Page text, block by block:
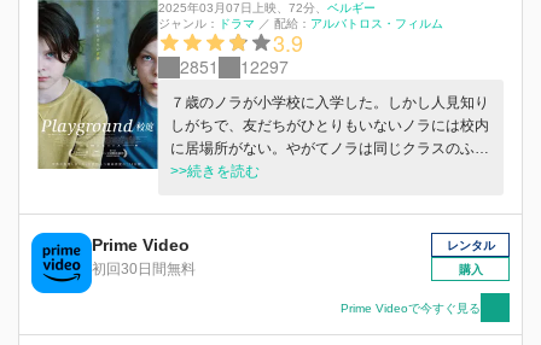
2025年03月07日上映 72分
ベルギー
ジャンル：
ドラマ ／ 配給： アルバトロス・フィルム
3.9
2851 12297
７歳のノラが小学校に入学した。しかし人見知り
しがちで、友だちがひとりもいないノラには校内
に居場所がない。やがてノラは同じクラスのふた
りの女の子と仲良しになるが、３つ年上の兄アベ
の当たりにし、ショックを受けてしまう。優しい
兄が大好きなノラは助けたいと願うが、なぜかア
ベルは「誰にも言うな」「そばに来るな」と命じ
てくる。その後もイジメは繰り返され、一方的に
やられっぱなしのアベルの気持ちが理解できない
ノラは、やり場のない寂しさと苦しみを募らせて
>>続きを読む
Prime Video
初回30日間無料
レンタル
購入
Prime Videoで今すぐ見る